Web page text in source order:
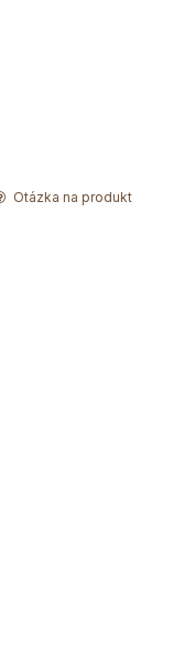
Otázka na produkt